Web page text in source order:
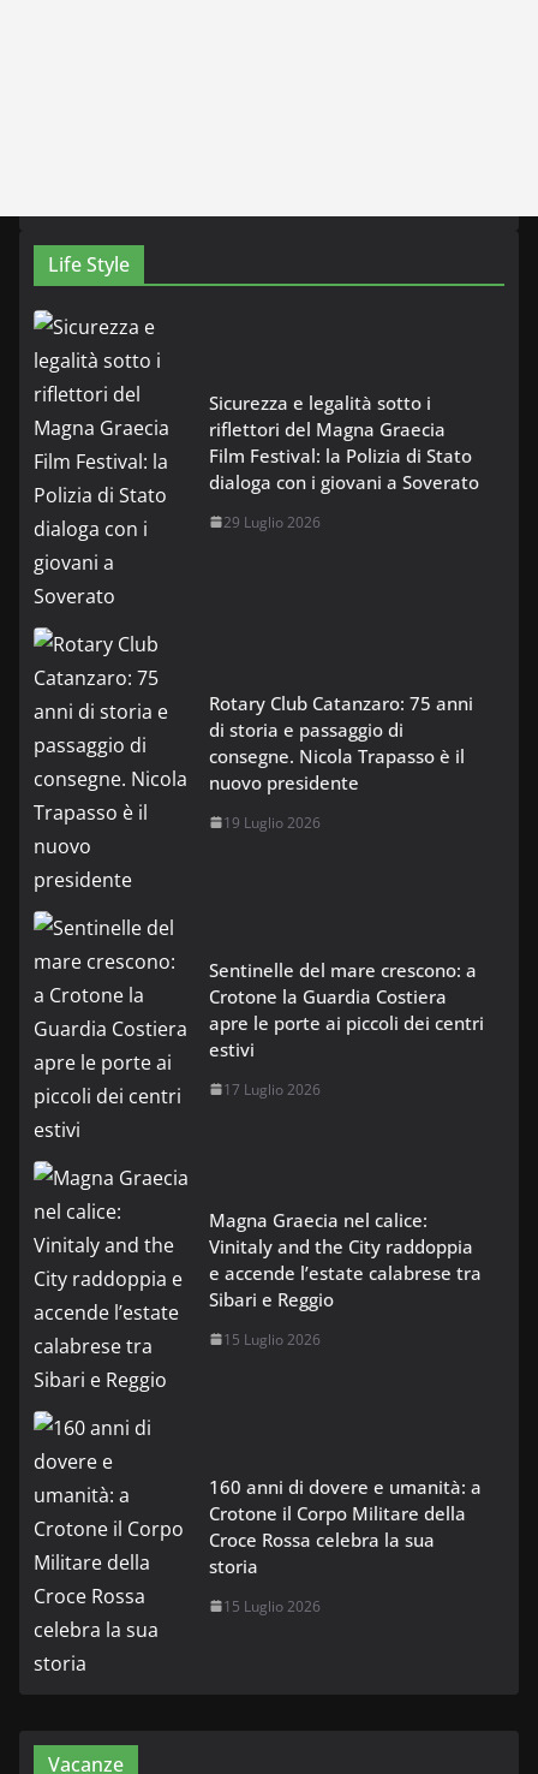
Life Style
Sicurezza e legalità sotto i
riflettori del Magna Graecia
Film Festival: la Polizia di Stato
dialoga con i giovani a Soverato
29 Luglio 2026
Rotary Club Catanzaro: 75 anni
di storia e passaggio di
consegne. Nicola Trapasso è il
nuovo presidente
19 Luglio 2026
Sentinelle del mare crescono: a
Crotone la Guardia Costiera
apre le porte ai piccoli dei centri
estivi
17 Luglio 2026
Magna Graecia nel calice:
Vinitaly and the City raddoppia
e accende l’estate calabrese tra
Sibari e Reggio
15 Luglio 2026
160 anni di dovere e umanità: a
Crotone il Corpo Militare della
Croce Rossa celebra la sua
storia
15 Luglio 2026
Vacanze